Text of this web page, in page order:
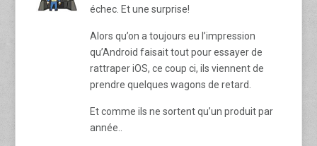
échec. Et une surprise!
Alors qu’on a toujours eu l’impression
qu’Android faisait tout pour essayer de
rattraper iOS, ce coup ci, ils viennent de
prendre quelques wagons de retard.
Et comme ils ne sortent qu’un produit par
année..